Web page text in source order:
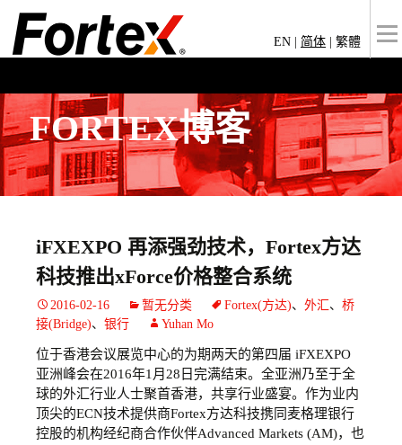
EN 简体 繁體
FORTEX博客
iFXEXPO 再添强劲技术，Fortex方达
科技推出xForce价格整合系统
2016-02-16 暂无分类 Fortex(方达)、 外汇 、 桥
接(Bridge)、 银行 Yuhan Mo
位于香港会议展览中心的为期两天的第四届 iFXEXPO
亚洲峰会在2016年1月28日完满结束。全亚洲乃至于全
球的外汇行业人士聚首香港，共享行业盛宴。作为业内
顶尖的ECN技术提供商Fortex方达科技携同麦格理银行
控股的机构经纪商合作伙伴Advanced Markets (AM)，也